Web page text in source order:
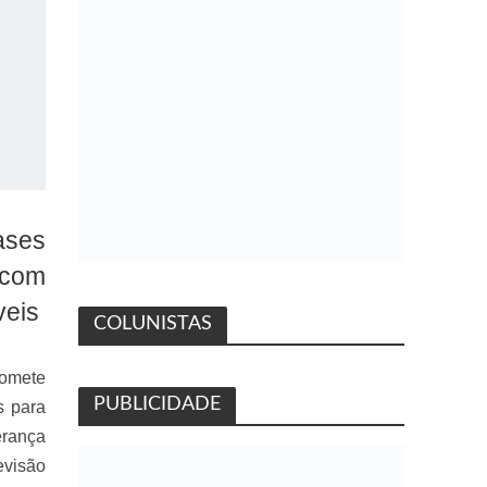
para
COLUNISTAS
PUBLICIDADE